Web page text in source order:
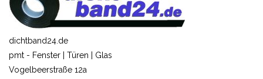
dichtband24.de
pmt - Fenster | Türen | Glas
Vogelbeerstraße 12a